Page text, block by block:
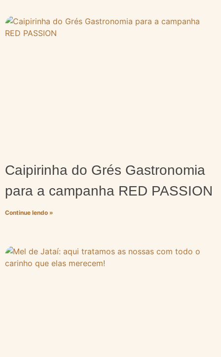
Caipirinha do Grés Gastronomia
para a campanha RED PASSION
Continue lendo »